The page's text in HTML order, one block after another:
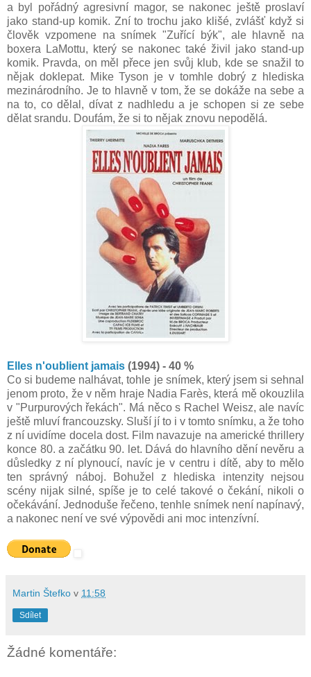
a byl pořádný agresivní magor, se nakonec ještě proslaví
jako stand-up komik. Zní to trochu jako klišé, zvlášť když si
člověk vzpomene na snímek "Zuřící býk", ale hlavně na
boxera LaMottu, který se nakonec také živil jako stand-up
komik. Pravda, on měl přece jen svůj klub, kde se snažil to
nějak doklepat. Mike Tyson je v tomhle dobrý z hlediska
mezinárodního. Je to hlavně v tom, že se dokáže na sebe a
na to, co dělal, dívat z nadhledu a je schopen si ze sebe
dělat srandu. Doufám, že si to nějak znovu nepodělá.
Elles n'oublient jamais (1994) - 40 %
Co si budeme nalhávat, tohle je snímek, který jsem si sehnal
jenom proto, že v něm hraje Nadia Farès, která mě okouzlila
v "Purpurových řekách". Má něco s Rachel Weisz, ale navíc
ještě mluví francouzsky. Sluší jí to i v tomto snímku, a že toho
z ní uvidíme docela dost. Film navazuje na americké thrillery
konce 80. a začátku 90. let. Dává do hlavního dění nevěru a
důsledky z ní plynoucí, navíc je v centru i dítě, aby to mělo
ten správný náboj. Bohužel z hlediska intenzity nejsou
scény nijak silné, spíše je to celé takové o čekání, nikoli o
očekávání. Jednoduše řečeno, tenhle snímek není napínavý,
a nakonec není ve své výpovědi ani moc intenzívní.
Martin Štefko v 11:58
Sdílet
Žádné komentáře: